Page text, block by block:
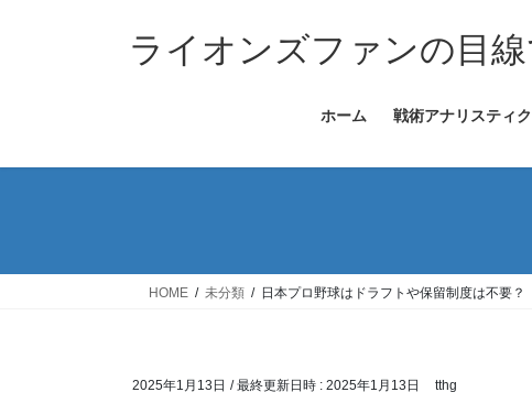
ス
ン
ライオンズファンの目
ホーム 戦術アナリスティ
HOME 未分類 日本プロ野球はドラフトや保留制度は不要？
2025年1月13日 / 最終更新日時 : 2025年1月13日 tthg